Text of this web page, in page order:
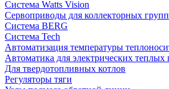
Система Watts Vision
Сервоприводы для коллекторных групп
Система BERG
Система Tech
Автоматизация температуры
Автоматика для электрических теплых
Для твердотопливных котлов
Регуляторы тяги